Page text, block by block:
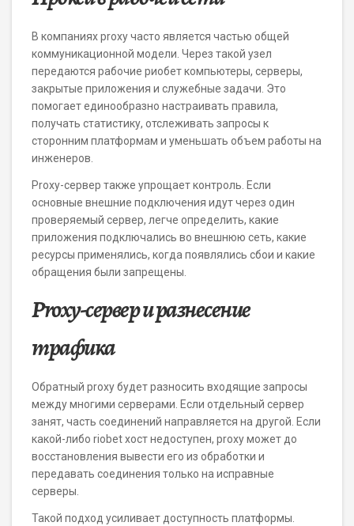
В компаниях proxy часто является частью общей
коммуникационной модели. Через такой узел
передаются рабочие риобет компьютеры, серверы,
закрытые приложения и служебные задачи. Это
помогает единообразно настраивать правила,
получать статистику, отслеживать запросы к
сторонним платформам и уменьшать объем работы на
инженеров.
Proxy-сервер также упрощает контроль. Если
основные внешние подключения идут через один
проверяемый сервер, легче определить, какие
приложения подключались во внешнюю сеть, какие
ресурсы применялись, когда появлялись сбои и какие
обращения были запрещены.
Proxy-сервер и разнесение
трафика
Обратный proxy будет разносить входящие запросы
между многими серверами. Если отдельный сервер
занят, часть соединений направляется на другой. Если
какой-либо riobet хост недоступен, proxy может до
восстановления вывести его из обработки и
передавать соединения только на исправные
серверы.
Такой подход усиливает доступность платформы.